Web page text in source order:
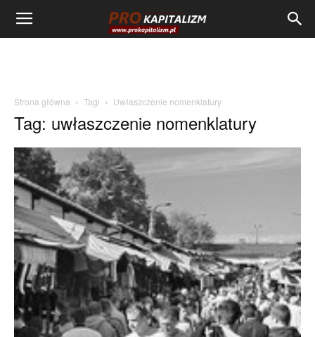
Strona główna Tagi Uwłaszczenie nomenklatury
Tag: uwłaszczenie nomenklatury